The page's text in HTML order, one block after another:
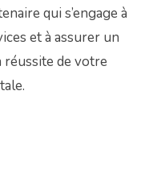
qui s’engage à
et à assurer un
de votre